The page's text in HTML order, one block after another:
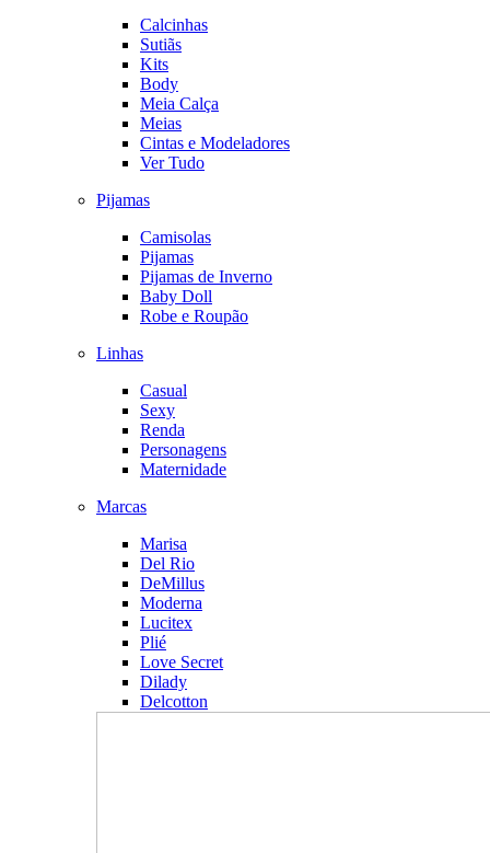
Calcinhas
Sutiãs
Kits
Body
Meia Calça
Meias
Cintas e Modeladores
Ver Tudo
Pijamas
Camisolas
Pijamas
Pijamas de Inverno
Baby Doll
Robe e Roupão
Linhas
Casual
Sexy
Renda
Personagens
Maternidade
Marcas
Marisa
Del Rio
DeMillus
Moderna
Lucitex
Plié
Love Secret
Dilady
Delcotton